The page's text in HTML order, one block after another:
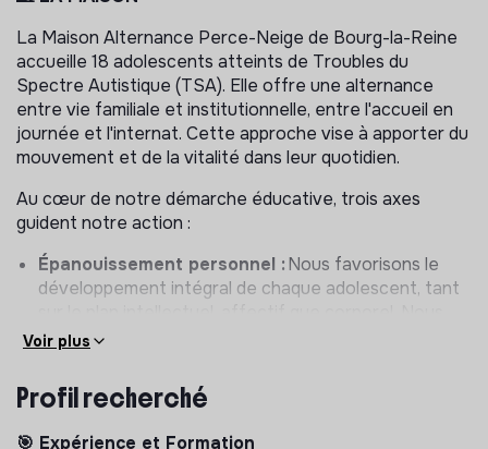
La Maison Alternance Perce-Neige de Bourg-la-Reine
accueille 18 adolescents atteints de Troubles du
Spectre Autistique (TSA). Elle offre une alternance
entre vie familiale et institutionnelle, entre l'accueil en
journée et l'internat. Cette approche vise à apporter du
mouvement et de la vitalité dans leur quotidien.
Au cœur de notre démarche éducative, trois axes
guident notre action :
Épanouissement personnel :Nous favorisons le
développement intégral de chaque adolescent, tant
encourageons l'émergence de leurs talents et
danse, de dessin ou d'autres formes artistiques.
Autonomie :Nous soutenons activement
l'acquisition de l'autonomie, adaptée aux capacités
Voir plus
Profil recherché
🎯 Expérience et Formation